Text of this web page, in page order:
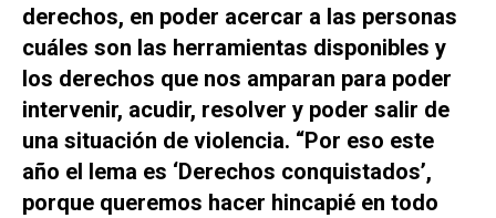
derechos, en poder acercar a las personas
cuáles son las herramientas disponibles y
los derechos que nos amparan para poder
intervenir, acudir, resolver y poder salir de
una situación de violencia. “Por eso este
año el lema es ‘Derechos conquistados’,
porque queremos hacer hincapié en todo